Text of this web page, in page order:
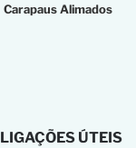
Carapaus Alimados
LIGAÇÕES ÚTEIS